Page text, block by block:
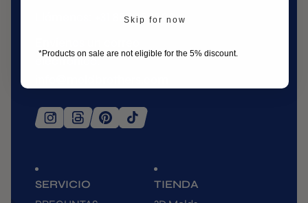
SERVICIO
TIENDA
Llámenos: +31 85 105 1500
electrónico:
Skip for now
*Products on sale are not eligible for the 5% discount.